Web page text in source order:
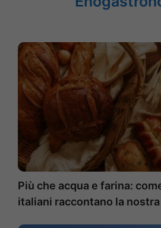
Più che acqua e farina:
italiani raccontano la